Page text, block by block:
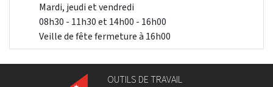
Mardi, jeudi et vendredi
08h30 - 11h30 et 14h00 - 16h00
Veille de fête fermeture à 16h00
OUTILS DE TRAVAIL